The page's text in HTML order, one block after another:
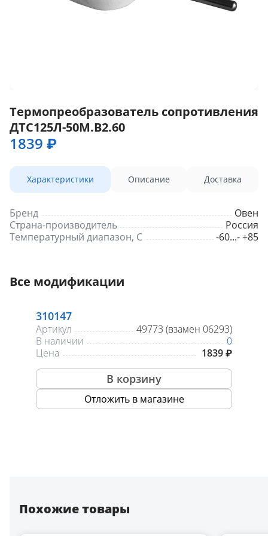
Термопреобразователь сопротивления
ДТС125Л-50М.В2.60
1839 ₽
Характеристики Описание Доставка
Бренд
Овен
Страна-производитель
Россия
Температурный диапазон, С
-60...- +85
Все модификации
310147
Артикул
49773 (взамен 06293)
В наличии
0
Цена
1839 ₽
В корзину
Отложить в магазине
Похожие товары